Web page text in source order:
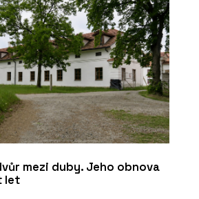
mezi duby. Jeho obnova
let